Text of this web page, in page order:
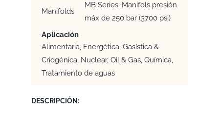
Manifolds
MB Series: Manifols presión
máx de 250 bar (3700 psi)
Aplicación
Alimentaria, Energética, Gasística &
Criogénica, Nuclear, Oil & Gas, Química,
Tratamiento de aguas
DESCRIPCIÓN: